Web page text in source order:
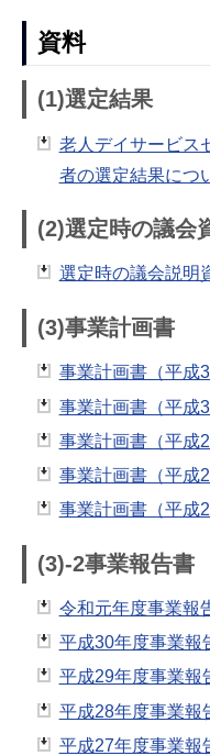
資料
(1)選定結果
老人デイサービス
者の選定結果につ
(2)選定時の議会
選定時の議会説明
(3)事業計画書
事業計画書（平成
事業計画書（平成
事業計画書（平成
事業計画書（平成
事業計画書（平成
(3)-2事業報告書
令和元年度事業報
平成30年度事業報
平成29年度事業報
平成28年度事業報
平成27年度事業報